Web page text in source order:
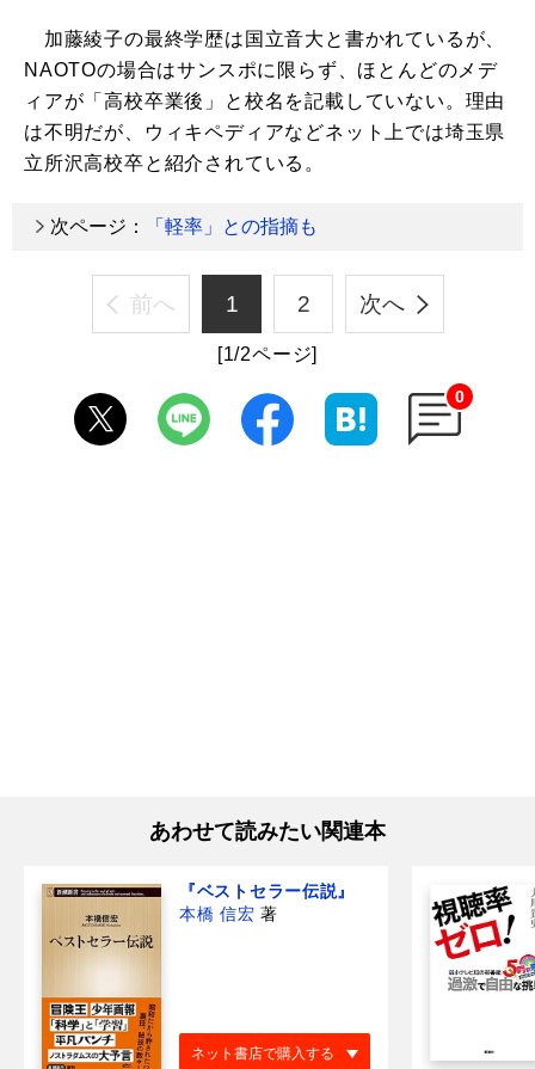
加藤綾子の最終学歴は国立音大と書かれているが、
NAOTOの場合はサンスポに限らず、ほとんどのメデ
ィアが「高校卒業後」と校名を記載していない。理由
は不明だが、ウィキペディアなどネット上では埼玉県
立所沢高校卒と紹介されている。
次ページ： 「軽率」との指摘も
前へ 1 2 次へ
[1/2ページ]
0
あわせて読みたい関連本
『ベストセラー伝説』
本橋 信宏 著
ネット書店で購入する